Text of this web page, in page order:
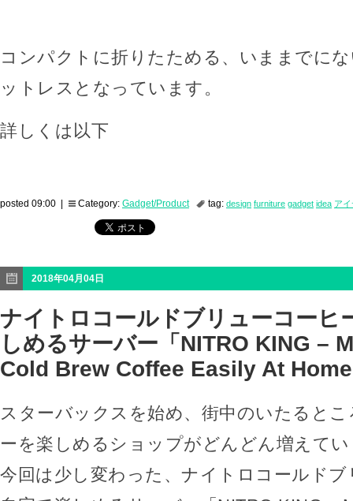
コンパクトに折りたためる、いままでに
ットレスとなっています。
詳しくは以下
posted 09:00 | Category: Gadget/Product tag: design furniture gadget idea ア
2018年04月04日
ナイトロコールドブリューコーヒ
しめるサーバー「NITRO KING –
Cold Brew Coffee Easily At
スターバックスを始め、街中のいたると
ーを楽しめるショップがどんどん増えて
今回は少し変わった、ナイトロコールド